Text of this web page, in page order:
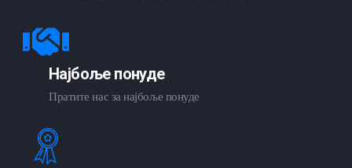
Најбоље понуде
Пратите нас за најбоље понуде